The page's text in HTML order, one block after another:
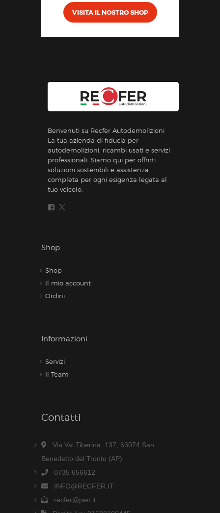
VISITA IL NOSTRO SHOP
Benvenuti su Recfer Autodemolizioni
La tua azienda di fiducia per
autodemolizioni, ricambi usati e servizi
professionali. Siamo qui per offrirti
soluzioni sostenibili e assistenza
completa per ogni esigenza legata al
tuo veicolo.
Shop
Shop
Il mio account
Ordini
Informazioni
Servizi
Il Team
Contatti
Via Val Tiberina, 137, 63074 San
Benedetto del Tronto (AP)
0735 656612
INFO@RECFER.IT
recfer@pec.it